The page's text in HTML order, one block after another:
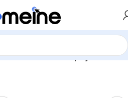
/One Piece/Display